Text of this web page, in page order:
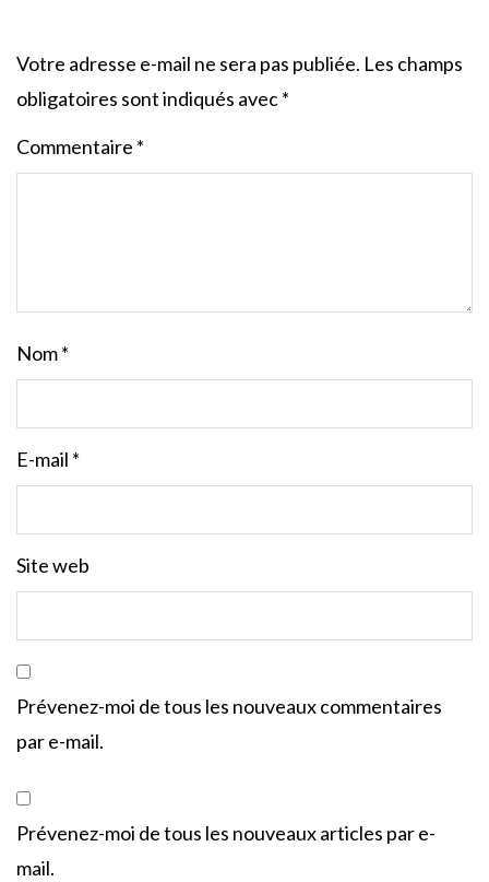
Votre adresse e-mail ne sera pas publiée. Les champs
obligatoires sont indiqués avec*
Commentaire *
Nom*
E-mail *
Site web
Prévenez-moi de tous les nouveaux commentaires
par e-mail.
Prévenez-moi de tous les nouveaux articles par e-
mail.